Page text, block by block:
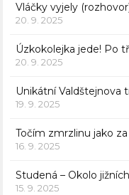
Vláčky vyjely
20. 9. 2025
Úzkokolejka jede! Po
20. 9. 2025
Unikátní Valdštejnova
19. 9. 2025
Točím zmrzlinu jako
16. 9. 2025
Studená – Okolo
15. 9. 2025